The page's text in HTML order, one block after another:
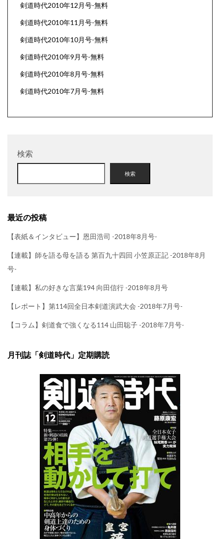
剣道時代2010年12月号-無料
剣道時代2010年11月号-無料
剣道時代2010年10月号-無料
剣道時代2010年9月号-無料
剣道時代2010年8月号-無料
剣道時代2010年7月号-無料
検索
検索
最近の投稿
【表紙＆インタビュー】恩田浩司 -2018年8月号-
【連載】師を語る母を語る 第百九十四回 小笠原正記 -2018年8月
号-
【連載】私の好きな言葉194 向田信行 -2018年8月号
【レポート】第114回全日本剣道演武大会 -2018年7月号-
【コラム】剣道食で強くなる114 山田聡子 -2018年7月号-
月刊誌「剣道時代」定期購読